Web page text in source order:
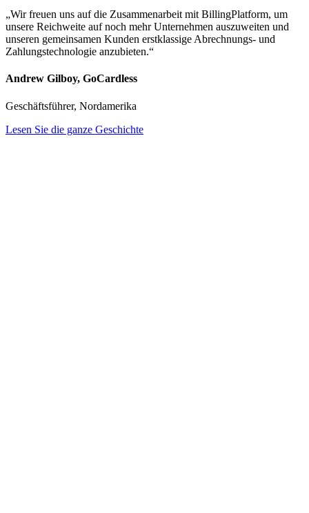
„Wir freuen uns auf die Zusammenarbeit mit BillingPlatform, um
unsere Reichweite auf noch mehr Unternehmen auszuweiten und
unseren gemeinsamen Kunden erstklassige Abrechnungs- und
Zahlungstechnologie anzubieten.“
Andrew Gilboy, GoCardless
Geschäftsführer, Nordamerika
Lesen Sie die ganze Geschichte